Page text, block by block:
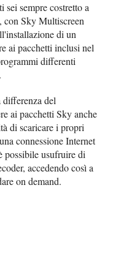
sei sempre costretto a
con Sky Multiscreen
di un
ai pacchetti inclusi nel
differenti
del
ai pacchetti Sky anche
di scaricare i propri
connessione Internet
possibile usufruire di
accedendo così a
on demand.